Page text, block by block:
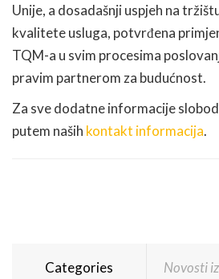
Unije, a dosadašnji uspjeh na
kvalitete usluga, potvrđena
TQM-a u svim procesima
pravim partnerom za budućnost.
Za sve dodatne informacije
putem naših kontakt informacija.
Categories Novosti